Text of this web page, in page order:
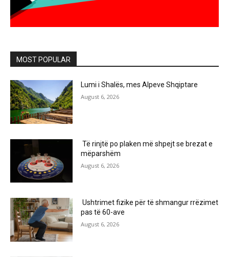
MOST POPULAR
Lumi i Shalës, mes Alpeve Shqiptare
August 6, 2026
Të rinjtë po plaken më shpejt se brezat e
mëparshëm
August 6, 2026
Ushtrimet fizike për të shmangur rrëzimet
pas të 60-ave
August 6, 2026